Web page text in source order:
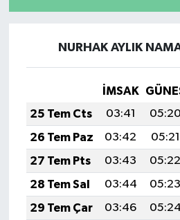
NURHAK AYLIK
İMSAK
25 Tem Cts
03:41 05:20
26 Tem Paz
03:42 05:21
27 Tem Pts
03:43 05:22
28 Tem Sal
03:44 05:23
29 Tem Çar
03:46 05:24